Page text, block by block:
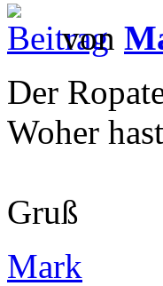
von
Der
Woher
Gruß
Mark